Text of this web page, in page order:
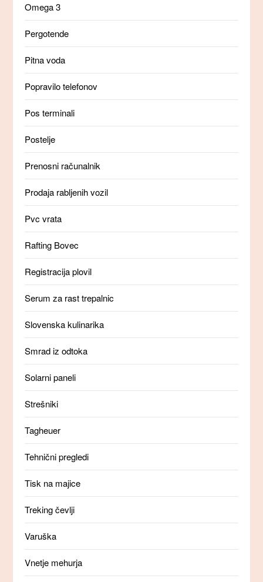
Omega 3
Pergotende
Pitna voda
Popravilo telefonov
Pos terminali
Postelje
Prenosni računalnik
Prodaja rabljenih vozil
Pvc vrata
Rafting Bovec
Registracija plovil
Serum za rast trepalnic
Slovenska kulinarika
Smrad iz odtoka
Solarni paneli
Strešniki
Tagheuer
Tehnični pregledi
Tisk na majice
Treking čevlji
Varuška
Vnetje mehurja